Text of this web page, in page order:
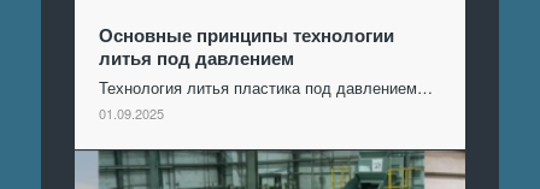
Основные принципы технологии
литья под давлением
Технология литья пластика под давлением…
01.09.2025